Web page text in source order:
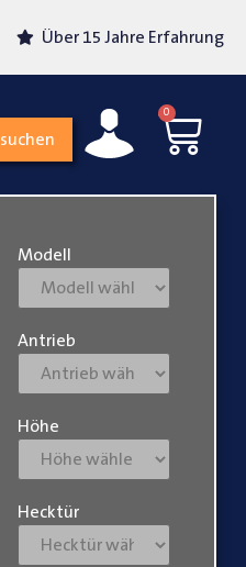
Über 15 Jahre Erfahrung
suchen
0
Modell
Antrieb
Höhe
Hecktür